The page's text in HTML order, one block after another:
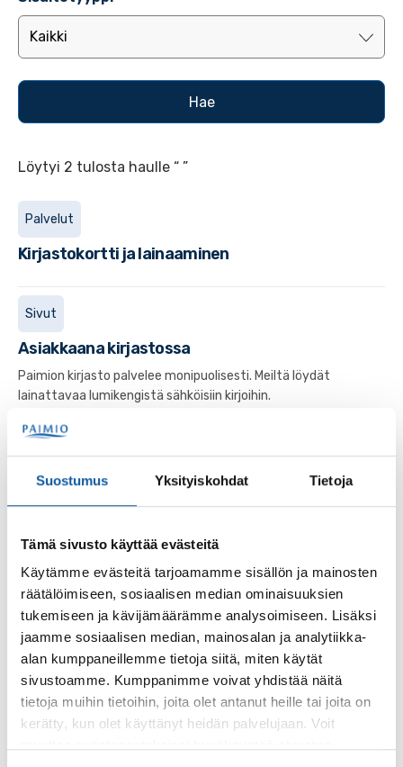
Suostumus Yksityiskohdat Tietoja
Tämä sivusto käyttää evästeitä
Käytämme evästeitä tarjoamamme sisällön ja mainosten
räätälöimiseen, sosiaalisen median ominaisuuksien
tukemiseen ja kävijämäärämme analysoimiseen. Lisäksi
jaamme sosiaalisen median, mainosalan ja analytiikka-
alan kumppaneillemme tietoja siitä, miten käytät
sivustoamme. Kumppanimme voivat yhdistää näitä
tietoja muihin tietoihin, joita olet antanut heille tai joita on
kerätty, kun olet käyttänyt heidän palvelujaan. Voit
Löytyi 2 tulosta haulle “ ”
Palvelut
Kirjastokortti ja lainaaminen
Sivut
Asiakkaana kirjastossa
Paimion kirjasto palvelee monipuolisesti. Meiltä löydät
lainattavaa lumikengistä sähköisiin kirjoihin.
Käyntiosoite: Vistantie 18
Postiosoite: PL 50, 21531 PAIMIO